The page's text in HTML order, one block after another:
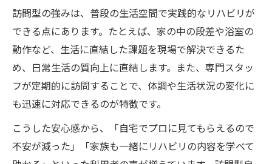
訪問型の強みは、普段の生活空間で実践的なリハビリが
できる点にあります。たとえば、家の中の段差や浴室の
動作など、生活に直結した課題を現場で解決できるた
め、日常生活の質向上に直結します。また、専門スタッ
フが定期的に訪問することで、体調や生活状況の変化に
も迅速に対応できるのが特徴です。
こうした安心感から、「自宅でプロに見てもらえるので
不安が減った」「家族も一緒にリハビリの内容を学べて